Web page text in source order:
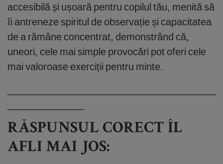
accesibilă și ușoară pentru copilul tău, menită să
îi antreneze spiritul de observație și capacitatea
de a rămâne concentrat, demonstrând că,
uneori, cele mai simple provocări pot oferi cele
mai valoroase exerciții pentru minte.
RĂSPUNSUL CORECT ÎL
AFLI MAI JOS: